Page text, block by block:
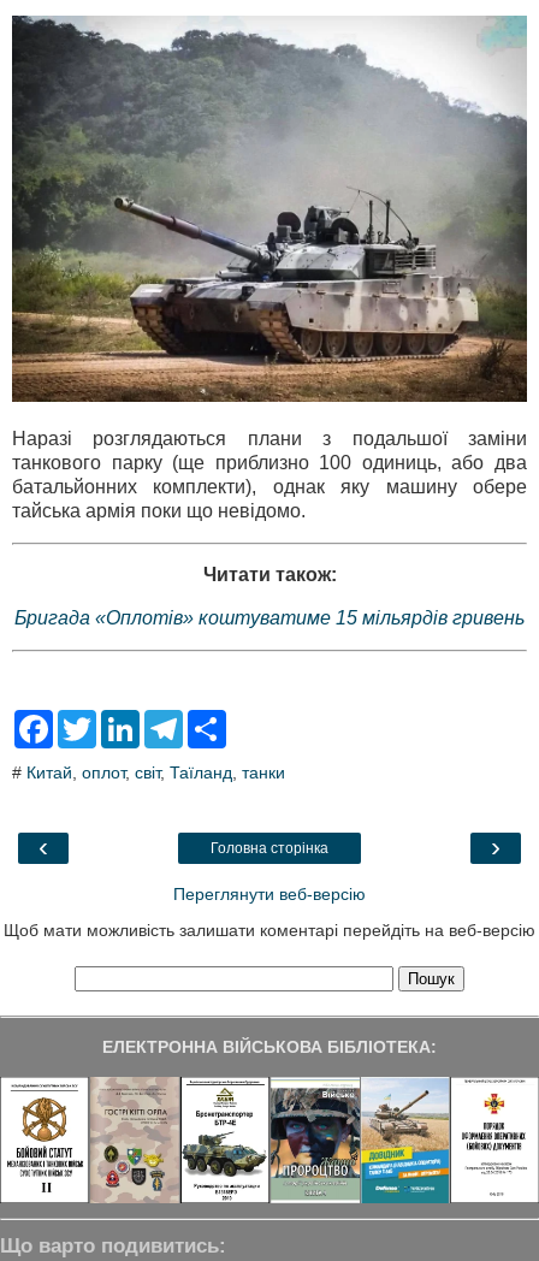
Наразі розглядаються плани з подальшої заміни
танкового парку (ще приблизно 100 одиниць, або два
батальйонних комплекти), однак яку машину обере
тайська армія поки що невідомо.
Читати також:
Бригада «Оплотів» коштуватиме 15 мільярдів гривень
F
e
o
T
t
L
k
T
e
a
r
# Китай оплот, світ, Таїланд танки
‹ ›
Головна сторінка
Переглянути веб-версію
Щоб мати можливість залишати коментарі перейдіть на веб-версію
ЕЛЕКТРОННА ВІЙСЬКОВА БІБЛІОТЕКА:
Що варто подивитись: